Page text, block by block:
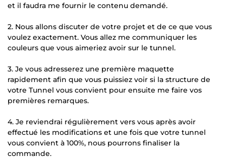
et il faudra me fournir le contenu demandé.
2. Nous allons discuter de votre projet et de ce que vous
voulez exactement. Vous allez me communiquer les
couleurs que vous aimeriez avoir sur le tunnel.
3. Je vous adresserez une première maquette
rapidement afin que vous puissiez voir si la structure de
votre Tunnel vous convient pour ensuite me faire vos
premières remarques.
4. Je reviendrai régulièrement vers vous après avoir
effectué les modifications et une fois que votre tunnel
vous convient à 100%, nous pourrons finaliser la
commande.